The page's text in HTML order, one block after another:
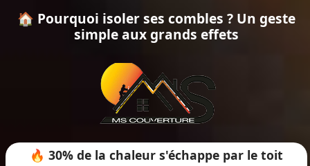
🏠 Pourquoi isoler ses combles ? Un geste
simple aux grands effets
🔥 30% de la chaleur s'échappe par le toit